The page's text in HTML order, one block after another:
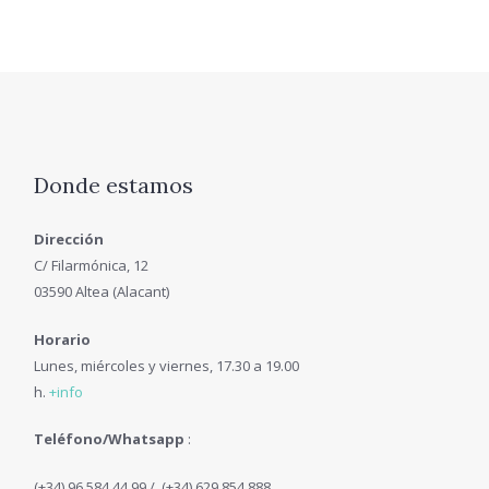
Donde estamos
Dirección
C/ Filarmónica, 12
03590 Altea (Alacant)
Horario
Lunes, miércoles y viernes, 17.30 a 19.00
h. +info
Teléfono/Whatsapp :